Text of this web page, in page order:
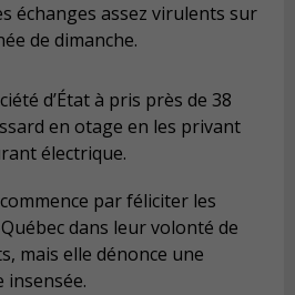
échanges assez virulents sur
de dimanche.
d’État à pris près de 38
en otage en les privant
électrique.
par féliciter les
dans leur volonté de
mais elle dénonce une
insensée.